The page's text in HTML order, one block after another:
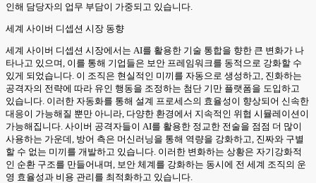
인해 담당자의 업무 부담이 가중되고 있습니다.
세계 사이버 디셉션 시장 동향
세계 사이버 디셉션 시장에서는 AI를 활용한 기술 통합을 향한 큰 변화가 나
타나고 있으며, 이를 통해 기업들은 보안 프레임워크를 동적으로 강화할 수
있게 되었습니다. 이 조직은 현실적인 미끼를 자동으로 생성하고, 진화하는
공격자의 전략에 따라 유인 행동을 조정하는 첨단 기만 플랫폼을 도입하고
있습니다. 이러한 자동화를 통해 설계 프로세스의 효율성이 향상되어 신속한
대응이 가능해질 뿐만 아니라, 다양한 환경에서 지속적인 위협 시뮬레이션이
가능해집니다. 사이버 공격자들이 AI를 활용한 정교한 전술을 점점 더 많이
사용하는 가운데, 방어 측은 머신러닝을 통해 역량을 강화하고, 진짜와 구별
할 수 없는 미끼를 개발하고 있습니다. 이러한 변화하는 상황은 자기강화적
인 순환 구조를 만들어내며, 보안 체계를 강화하는 동시에 전 세계 조직의 운
영 효율성과 비용 관리를 최적화하고 있습니다.